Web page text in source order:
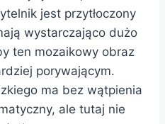
jest przytłoczony
wystarczająco dużo
ten mozaikowy obraz
porywającym.
ma bez wątpienia
ale tutaj nie